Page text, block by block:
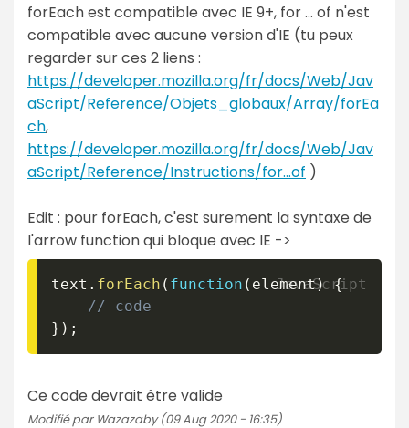
forEach est compatible avec IE 9+, for ... of n'est
compatible avec aucune version d'IE (tu peux
regarder sur ces 2 liens :
https://developer.mozilla.org/fr/docs/Web/Jav
aScript/Reference/Objets_globaux/Array/forEa
ch,
https://developer.mozilla.org/fr/docs/Web/Jav
aScript/Reference/Instructions/for...of )
Edit : pour forEach, c'est surement la syntaxe de
l'arrow function qui bloque avec IE ->
text . forEach ( function ( element) {
// code
} ) ;
Ce code devrait être valide
Modifié par Wazazaby (09 Aug 2020 - 16:35)